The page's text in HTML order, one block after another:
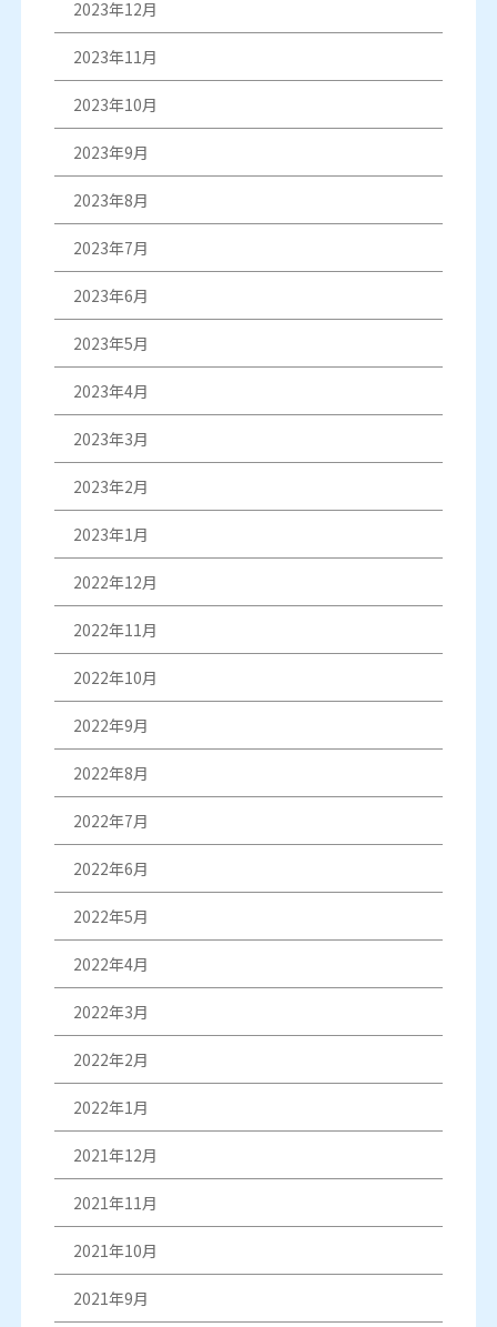
2023年12月
2023年11月
2023年10月
2023年9月
2023年8月
2023年7月
2023年6月
2023年5月
2023年4月
2023年3月
2023年2月
2023年1月
2022年12月
2022年11月
2022年10月
2022年9月
2022年8月
2022年7月
2022年6月
2022年5月
2022年4月
2022年3月
2022年2月
2022年1月
2021年12月
2021年11月
2021年10月
2021年9月